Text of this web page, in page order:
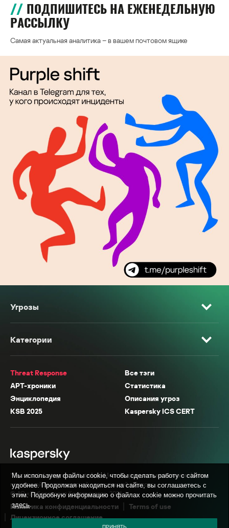
ПОДПИШИТЕСЬ НА ЕЖЕНЕДЕЛЬНУЮ
РАССЫЛКУ
Самая актуальная аналитика – в вашем почтовом ящике
Угрозы
Категории
Threat Response
Все тэги
APT-хроники
Статистика
Энциклопедия
Описания угроз
KSB 2025
Kaspersky ICS CERT
* Facebook, Instagram, WhatsApp, Meta AI принадлежат компании Meta,
признанной экстремистской организацией в России.
© АО «Лаборатория Касперского», 2026.
Политика конфиденциальности
Terms of use
Лицензионное соглашение
Мы используем файлы cookie, чтобы сделать работу с сайтом
удобнее. Продолжая находиться на сайте, вы соглашаетесь с
этим. Подробную информацию о файлах cookie можно прочитать
здесь.
ПРИНЯТЬ